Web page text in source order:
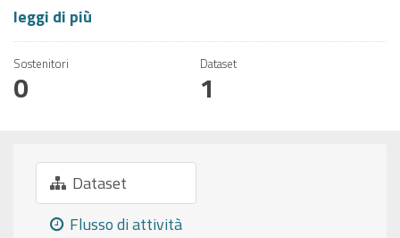
leggi di più
Sostenitori
0
Dataset
1
Dataset
Flusso di attività